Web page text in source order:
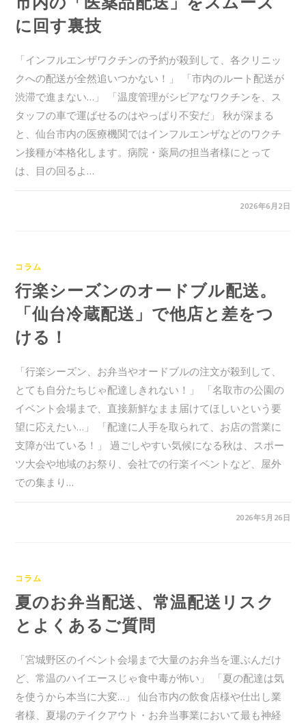
に回す裏技
「インフルエンザワクチンの予約が殺到して、各クリニッ
クへの配送が全然追いつかない！」 「市内のルート配送が
渋滞で進まない…」 「温度管理がシビアなワクチンを、ス
タッフの車で運ばせるのはやっぱり不安だ」 秋が深まる
と、仙台市内の医療機関ではインフルエンザなどのワクチ
ン接種が本格化します。病院・薬局の担当者様にとって
は、目の回るよ…
2026年6月2日
コラム
行楽シーズンのオードブル配送。
「仙台冷蔵配送」で他店と差をつ
ける！
「行楽シーズン、お弁当やオードブルの注文が殺到して、
とても自分たちじゃ配達しきれない！」 「名取市の公園の
イベント会場まで、直接新鮮なまま届けてほしいという要
望に応えたい…」 「配達に人手を取られて、お店の営業に
支障が出ている！」 過ごしやすい気候になる秋は、スポー
ツ大会や地域のお祭り、会社での行楽イベントなど、屋外
での集まり…
2026年5月26日
コラム
夏のお弁当配送、常温配送リスク
とよくあるご質問
「宮城野区のイベント会場まで大量のお弁当を運ぶんだけ
ど、常温のハイエースじゃ食中毒が怖い」 「夏の配達は気
を使うから本当に大変…」 仙台市内の飲食店様や仕出し業
者様、夏場のテイクアウト・お弁当事業において最も神経